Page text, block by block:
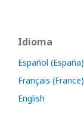
Idioma
Español (España)
Français (France)
English